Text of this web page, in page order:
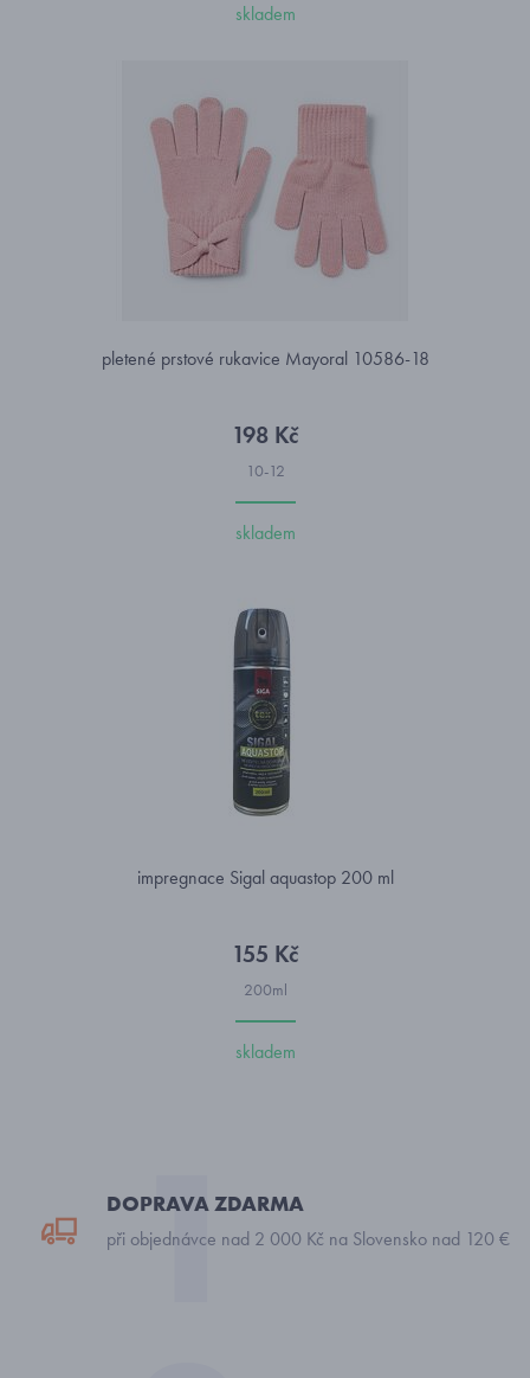
skladem
pletené prstové rukavice Mayoral 10586-18
198 Kč
10-12
skladem
impregnace Sigal aquastop 200 ml
155 Kč
200ml
skladem
DOPRAVA ZDARMA
při objednávce nad 2 000 Kč na Slovensko nad 120 €